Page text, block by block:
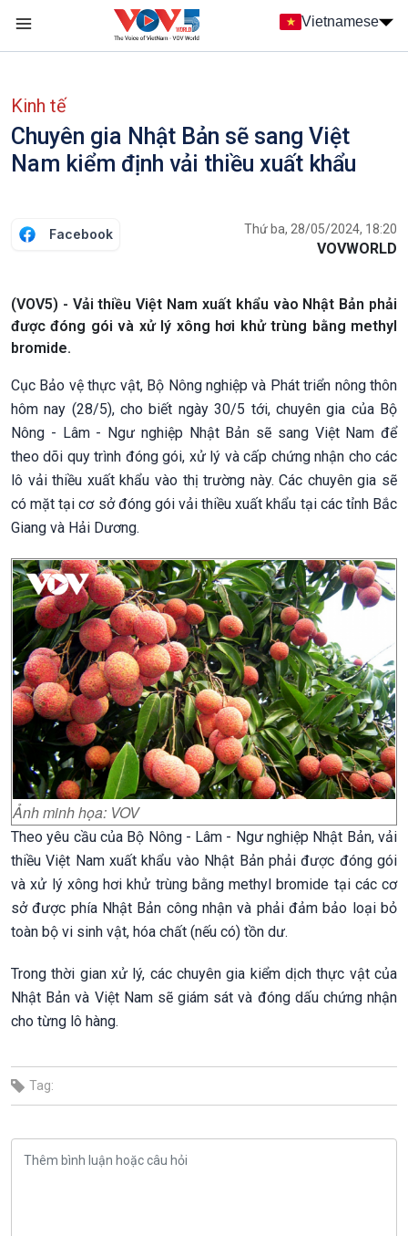
Nhảy đến nội dung
Vietnamese
Kinh tế
Chuyên gia Nhật Bản sẽ sang Việt
Nam kiểm định vải thiều xuất khẩu
Facebook Thứ ba, 28/05/2024, 18:20
VOVWORLD
(VOV5) - Vải thiều Việt Nam xuất khẩu vào Nhật Bản phải
được đóng gói và xử lý xông hơi khử trùng bằng methyl
bromide.
Cục Bảo vệ thực vật, Bộ Nông nghiệp và Phát triển nông thôn
hôm nay (28/5), cho biết ngày 30/5 tới, chuyên gia của Bộ
Nông - Lâm - Ngư nghiệp Nhật Bản sẽ sang Việt Nam để
theo dõi quy trình đóng gói, xử lý và cấp chứng nhận cho các
lô vải thiều xuất khẩu vào thị trường này. Các chuyên gia sẽ
có mặt tại cơ sở đóng gói vải thiều xuất khẩu tại các tỉnh Bắc
Giang và Hải Dương.
Ảnh minh họa: VOV
Theo yêu cầu của Bộ Nông - Lâm - Ngư nghiệp Nhật Bản, vải
thiều Việt Nam xuất khẩu vào Nhật Bản phải được đóng gói
và xử lý xông hơi khử trùng bằng methyl bromide tại các cơ
sở được phía Nhật Bản công nhận và phải đảm bảo loại bỏ
toàn bộ vi sinh vật, hóa chất (nếu có) tồn dư.
Trong thời gian xử lý, các chuyên gia kiểm dịch thực vật của
Nhật Bản và Việt Nam sẽ giám sát và đóng dấu chứng nhận
cho từng lô hàng.
Tag: